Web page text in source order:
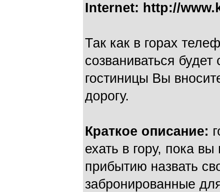
Internet: http://
Так как в горах
созваниваться
гостиницы Вы
дорогу.
Краткое описание:
ехать в гору, пока
прибытию назвать
забронированные